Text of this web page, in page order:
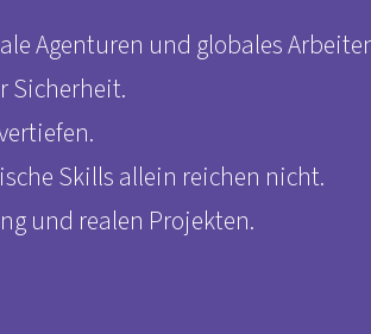
Agenturen und globales
Sicherheit.
Skills allein reichen nicht.
und realen Projekten.